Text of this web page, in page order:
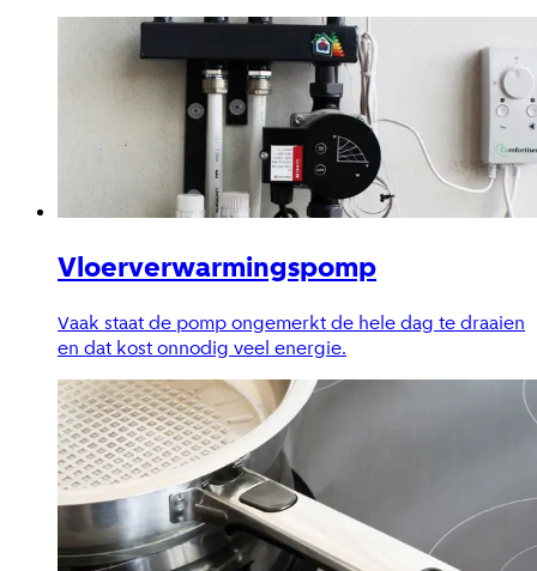
Vloerverwarmingspomp
Vaak staat de pomp ongemerkt de hele dag te draaien
en dat kost onnodig veel energie.